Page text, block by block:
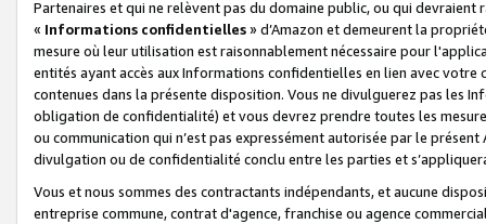
Partenaires et qui ne relèvent pas du domaine public, ou qui
« Informations confidentielles» d’Amazon et demeurent la
mesure où leur utilisation est raisonnablement nécessaire pour
entités ayant accès aux Informations confidentielles en lien avec
contenues dans la présente disposition. Vous ne divulguerez pas les
obligation de confidentialité) et vous devrez prendre toutes les
ou communication qui n’est pas expressément autorisée par le
divulgation ou de confidentialité conclu entre les parties et
Vous et nous sommes des contractants indépendants, et aucune
entreprise commune, contrat d'agence, franchise ou agence